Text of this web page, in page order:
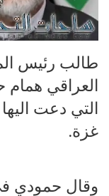
طالب رئيس
العراقي
التي دعت
غزة.
وقال حمودي